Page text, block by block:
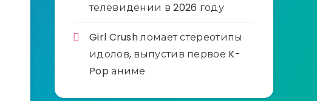
телевидении в 2026 году
Girl Crush ломает стереотипы
идолов, выпустив первое K-
Pop аниме